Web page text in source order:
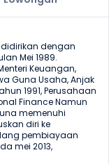
didirikan dengan
Mei 1989.
Keuangan,
Guna Usaha, Anjak
1991, Perusahaan
Finance Namun
memenuhi
diri ke
pembiayaan
mei 2013,